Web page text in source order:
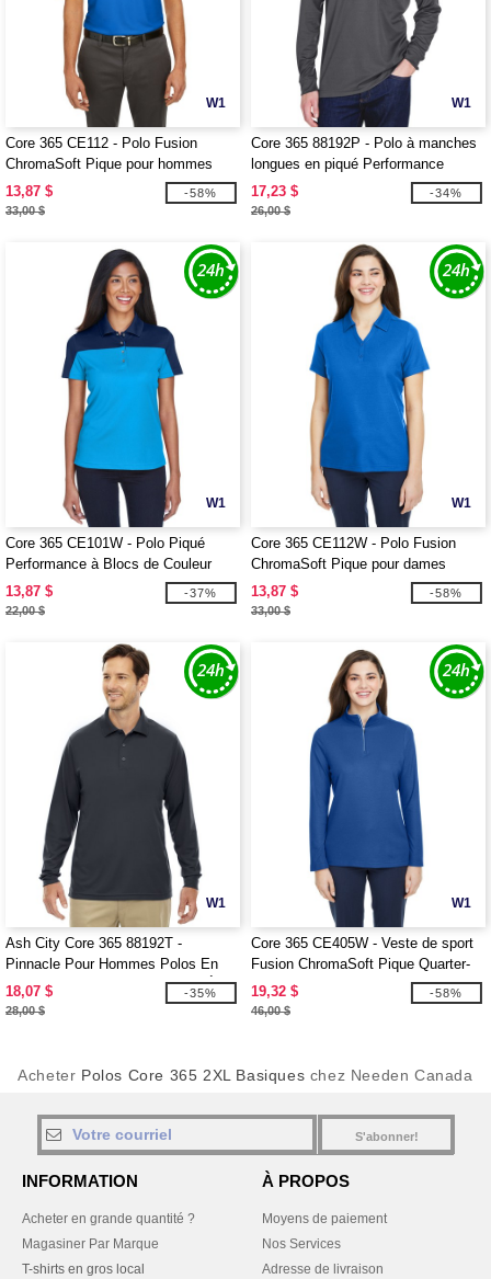
W1
Core 365 CE112 - Polo Fusion
ChromaSoft Pique pour hommes
13,87 $
33,00 $
-58%
W1
Core 365 88192P - Polo à manches
longues en piqué Performance
Pinnacle pour adulte avec poche
17,23 $
26,00 $
-34%
W1
Core 365 CE101W - Polo Piqué
Performance à Blocs de Couleur
pour Femmes Balance
13,87 $
22,00 $
-37%
W1
Core 365 CE112W - Polo Fusion
ChromaSoft Pique pour dames
13,87 $
33,00 $
-58%
W1
Ash City Core 365 88192T -
Pinnacle Pour Hommes Polos En
Piqué Performance Core 365™ À
Manches Longues
18,07 $
28,00 $
-35%
W1
Core 365 CE405W - Veste de sport
Fusion ChromaSoft Pique Quarter-
Zip pour dames
19,32 $
46,00 $
-58%
Acheter Polos Core 365 2XL Basiques chez Needen Canada
S'abonner!
INFORMATION
Acheter en grande quantité ?
Magasiner Par Marque
T-shirts en gros local
À PROPOS
Moyens de paiement
Nos Services
Adresse de livraison